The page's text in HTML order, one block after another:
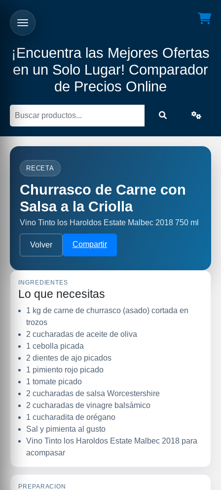
¡Encuentra las Mejores Ofertas
en un Solo Lugar! Comparador
de Precios Online
RECETA
Churrasco de Carne con
Salsa a la Criolla
Vino Tinto los Haroldos Estate Malbec 2018 750 ml
Volver Compartir
INGREDIENTES
Lo que necesitas
1 kg de carne de churrasco (asado) cortada en
trozos
2 cucharadas de aceite de oliva
1 cebolla picada
2 dientes de ajo picados
1 pimiento rojo picado
1 tomate picado
2 cucharadas de salsa Worcestershire
2 cucharadas de vinagre balsámico
1 cucharadita de orégano
Sal y pimienta al gusto
Vino Tinto los Haroldos Estate Malbec 2018 para
acompasar
PREPARACION